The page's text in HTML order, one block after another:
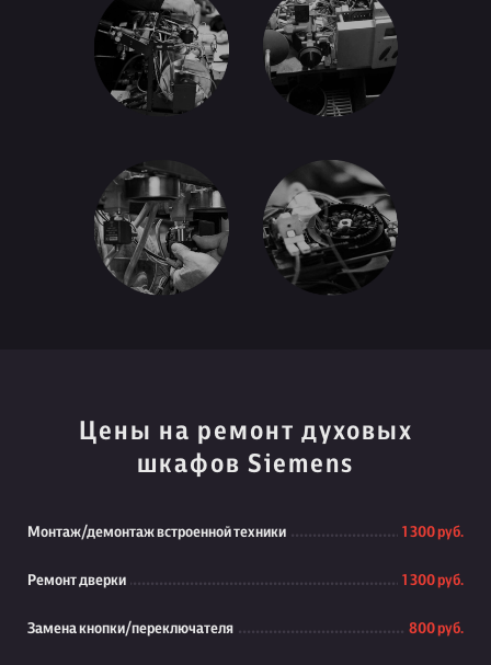
Цены на ремонт духовых
шкафов Siemens
Монтаж/демонтаж встроенной техники 1 300 руб.
Ремонт дверки 1 300 руб.
Замена кнопки/переключателя 800 руб.